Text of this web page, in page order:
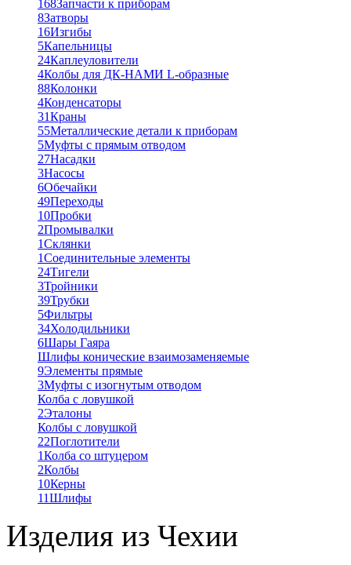
168Запчасти к приборам
8Затворы
16Изгибы
5Капельницы
24Каплеуловители
4Колбы для ДК-НАМИ L-образные
88Колонки
4Конденсаторы
31Краны
55Металлические детали к приборам
5Муфты с прямым отводом
27Насадки
3Насосы
6Обечайки
49Переходы
10Пробки
2Промывалки
1Склянки
1Соединительные элементы
24Тигели
3Тройники
39Трубки
5Фильтры
34Холодильники
6Шары Гаяра
Шлифы конические взаимозаменяемые
9Элементы прямые
3Муфты с изогнутым отводом
Колба с ловушкой
2Эталоны
Колбы с ловушкой
22Поглотители
1Колба со штуцером
2Колбы
10Керны
11Шлифы
Изделия из Чехии